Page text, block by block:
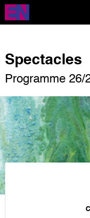
Aller
contenu
Spectacles
Programme 26/